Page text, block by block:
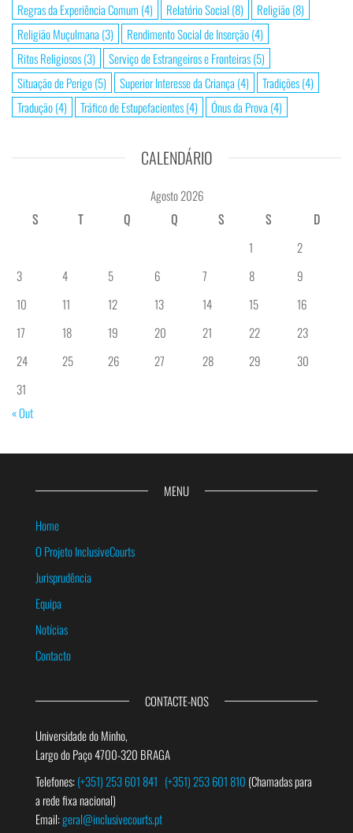
Regras da Experiência Comum (4) Relatório Social (8) Religião(8)
Religião Muçulmana (3) Rendimento Social de Inserção(4)
Ritos Religiosos(3) Serviço de Estrangeiros e Fronteiras(5)
Situação de Perigo(5) Superior Interesse da Criança (4) Tradições(4)
Tradução(4) Tráfico de Estupefacientes(4) Ónus da Prova (4)
CALENDÁRIO
Agosto 2026
S
T Q Q S S
D
1
2
3
4 5 6 7 8
9
10
11 12 13 14 15
16
17
18 19 20 21 22
23
24
25 26 27 28 29
30
31
« Out
MENU
Home
O Projeto InclusiveCourts
Jurisprudência
Equipa
Notícias
Contacto
CONTACTE-NOS
Universidade do Minho,
Largo do Paço 4700-320 BRAGA
Telefones:(+351) 253 601 841 (+351) 253 601 810 (Chamadas para
a rede fixa nacional)
Email:geral@inclusivecourts.pt